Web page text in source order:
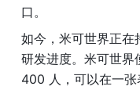
口。
如今，米可世界正在
研发进度。米可世
400 人，可以在一